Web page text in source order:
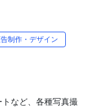
制作・デザイン
トなど、各種写真撮